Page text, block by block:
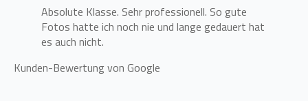
Absolute Klasse. Sehr professionell. So gute
Fotos hatte ich noch nie und lange gedauert hat
es auch nicht.
Kunden-Bewertung von Google